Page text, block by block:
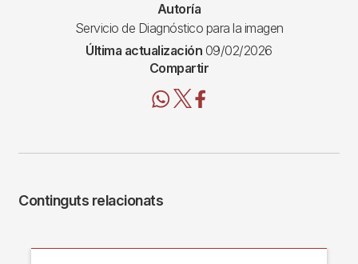
Autoría
Servicio de Diagnóstico para la imagen
Última actualización 09/02/2026
Compartir
Continguts relacionats